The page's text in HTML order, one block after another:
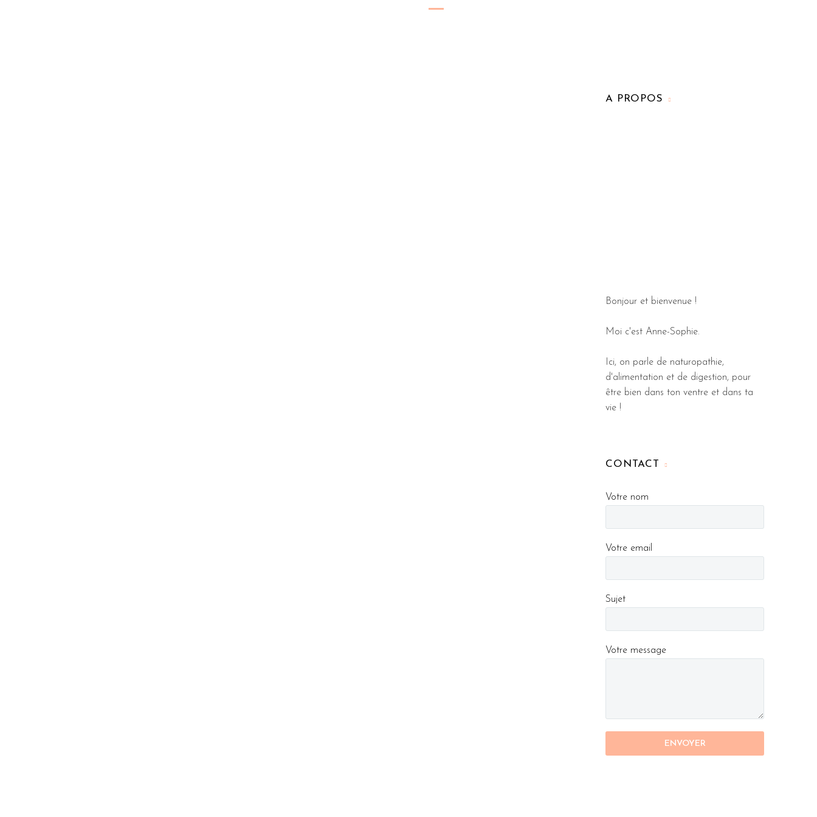
A PROPOS
Bonjour et bienvenue !
Moi c'est Anne-Sophie.
Ici, on parle de naturopathie,
d'alimentation et de digestion, pour
être bien dans ton ventre et dans ta
vie !
CONTACT
Votre nom
Votre email
Sujet
Votre message